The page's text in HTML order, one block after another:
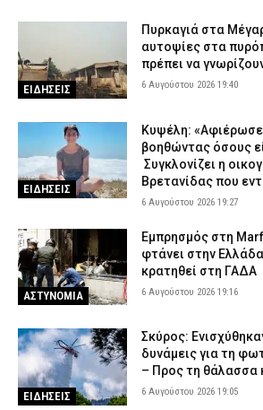
ΕΙΔΗΣΕΙΣ
Πυρκαγιά στα
αυτοψίες στα
πρέπει να
6 Αυγούστου 2026 19:40
ΕΙΔΗΣΕΙΣ
Κυψέλη:
βοηθώντας όσους
Συγκλονίζει η
Βρετανίδας που
6 Αυγούστου 2026 19:27
ΑΣΤΥΝΟΜΙΑ
Εμπρησμός στη
φτάνει στην
κρατηθεί στη ΓΑΔΑ
6 Αυγούστου 2026 19:16
ΕΙΔΗΣΕΙΣ
Σκύρος:
δυνάμεις για τη
– Προς τη θάλασσα
6 Αυγούστου 2026 19:05